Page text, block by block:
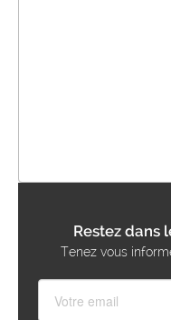
Restez dans
Tenez vous